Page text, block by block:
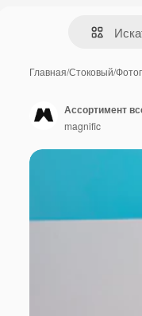
Главная/Стоковый/
Ассортимент
magnific